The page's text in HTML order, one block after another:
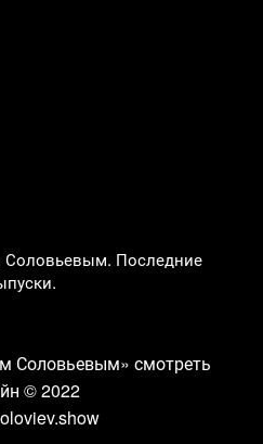
Соловьевым. Последние
Соловьевым» смотреть
© 2022